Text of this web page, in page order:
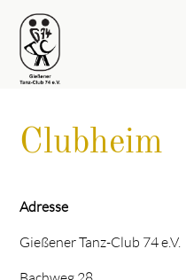
Clubheim
Adresse
Gießener Tanz-Club 74 e.V.